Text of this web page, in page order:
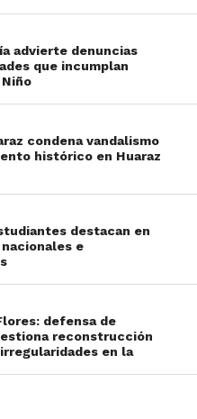
advierte denuncias
que incumplan
condena vandalismo
histórico en Huaraz
destacan en
e
defensa de
reconstrucción
en la